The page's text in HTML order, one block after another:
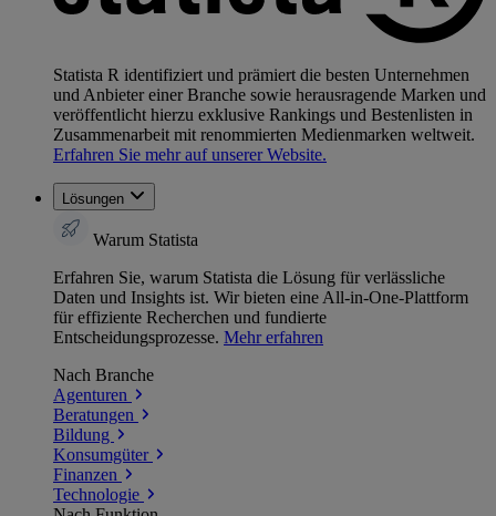
Statista R identifiziert und prämiert die besten Unternehmen
und Anbieter einer Branche sowie herausragende Marken und
veröffentlicht hierzu exklusive Rankings und Bestenlisten in
Zusammenarbeit mit renommierten Medienmarken weltweit.
Erfahren Sie mehr auf unserer Website.
Lösungen
Warum Statista
Erfahren Sie, warum Statista die Lösung für verlässliche
Daten und Insights ist. Wir bieten eine All-in-One-Plattform
für effiziente Recherchen und fundierte
Entscheidungsprozesse. Mehr erfahren
Nach Branche
Agenturen
Beratungen
Bildung
Konsumgüter
Finanzen
Technologie